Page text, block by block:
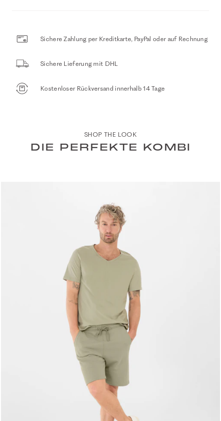
Sichere Zahlung per Kreditkarte, PayPal oder auf Rechnung
Sichere Lieferung mit DHL
Kostenloser Rückversand innerhalb 14 Tage
SHOP THE LOOK
DIE PERFEKTE KOMBI